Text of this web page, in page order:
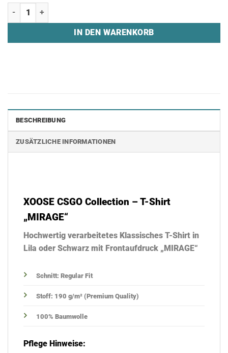
T-Shirt "MIRAGE" Menge
IN DEN WARENKORB
BESCHREIBUNG
ZUSÄTZLICHE INFORMATIONEN
XOOSE CSGO Collection – T-Shirt
„MIRAGE“
Hochwertig verarbeitetes Klassisches T-Shirt in
Lila oder Schwarz mit Frontaufdruck „MIRAGE“
Schnitt: Regular Fit
Stoff: 190 g/m² (Premium Quality)
100% Baumwolle
Pflege Hinweise: